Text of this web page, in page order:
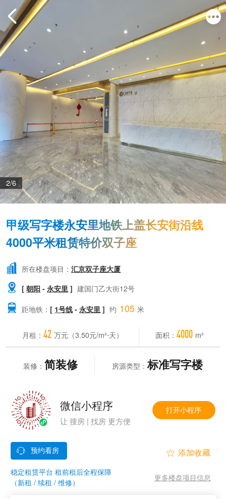
2/6

甲级写字楼永安里地铁上盖长安街沿线
4000平米租赁特价双子座
 所在楼盘项目：汇京双子座大厦
 [朝阳 -永安里 ] 建国门乙大街12号
 距地铁： [ 1号线 -永安里 ] 约 105 米
月租：42 万元（3.50元/m²⋅天） 面积：4000 m²
装修： 简装修 房源类型：标准写字楼
微信小程序
让 搜房 | 找房 更方便
打开小程序
稳定租赁平台 租前租后全程保障
（新租 / 续租 / 维修）

更多楼盘项目信息